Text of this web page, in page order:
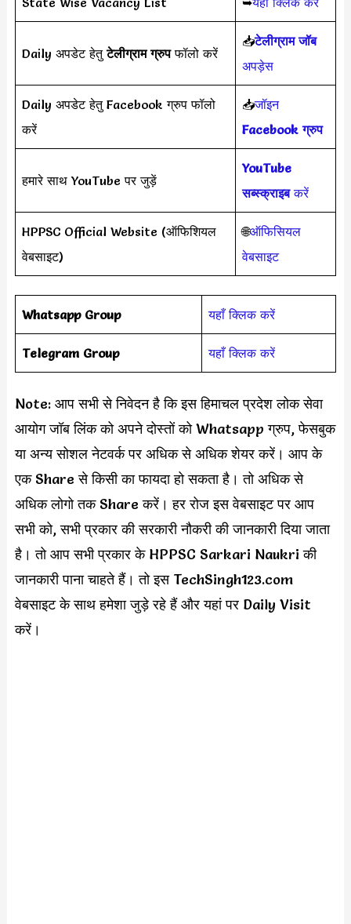
Daily अपडेट हेतुटेलीग्राम ग्रुपफॉलो करें
📥टेलीग्राम जॉब
अपड़ेस
Daily अपडेट हेतु Facebook ग्रुप फॉलो
करें
📥जॉइन
Facebook ग्रुप
हमारे साथ YouTube पर जुड़ें
YouTube
सब्स्क्राइबकरें
HPPSC Official Website (ऑफिशियल
वेबसाइट)
🌐ऑफिसियल
वेबसाइट
Whatsapp Group यहाँ क्लिक करें
Telegram Group यहाँ क्लिक करें
Note: आप सभी से निवेदन है कि इस हिमाचल प्रदेश लोक सेवा
आयोग जॉब लिंक को अपने दोस्तों को Whatsapp ग्रुप, फेसबुक
या अन्य सोशल नेटवर्क पर अधिक से अधिक शेयर करें। आप के
एक Share से किसी का फायदा हो सकता है। तो अधिक से
अधिक लोगो तक Share करें। हर रोज इस वेबसाइट पर आप
सभी को, सभी प्रकार की सरकारी नौकरी की जानकारी दिया जाता
है। तो आप सभी प्रकार के HPPSC Sarkari Naukri की
जानकारी पाना चाहते हैं। तो इस TechSingh123.com
वेबसाइट के साथ हमेशा जुड़े रहे हैं और यहां पर Daily Visit
करें।